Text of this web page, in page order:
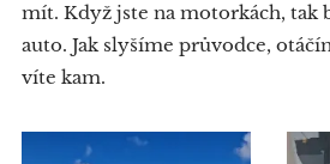
mít. Když jste na motorkách, tak
auto. Jak slyšíme průvodce,
víte kam.